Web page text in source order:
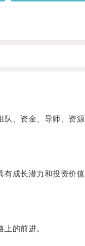
资金、导师、资源
成长潜力和投资价值
的前进。